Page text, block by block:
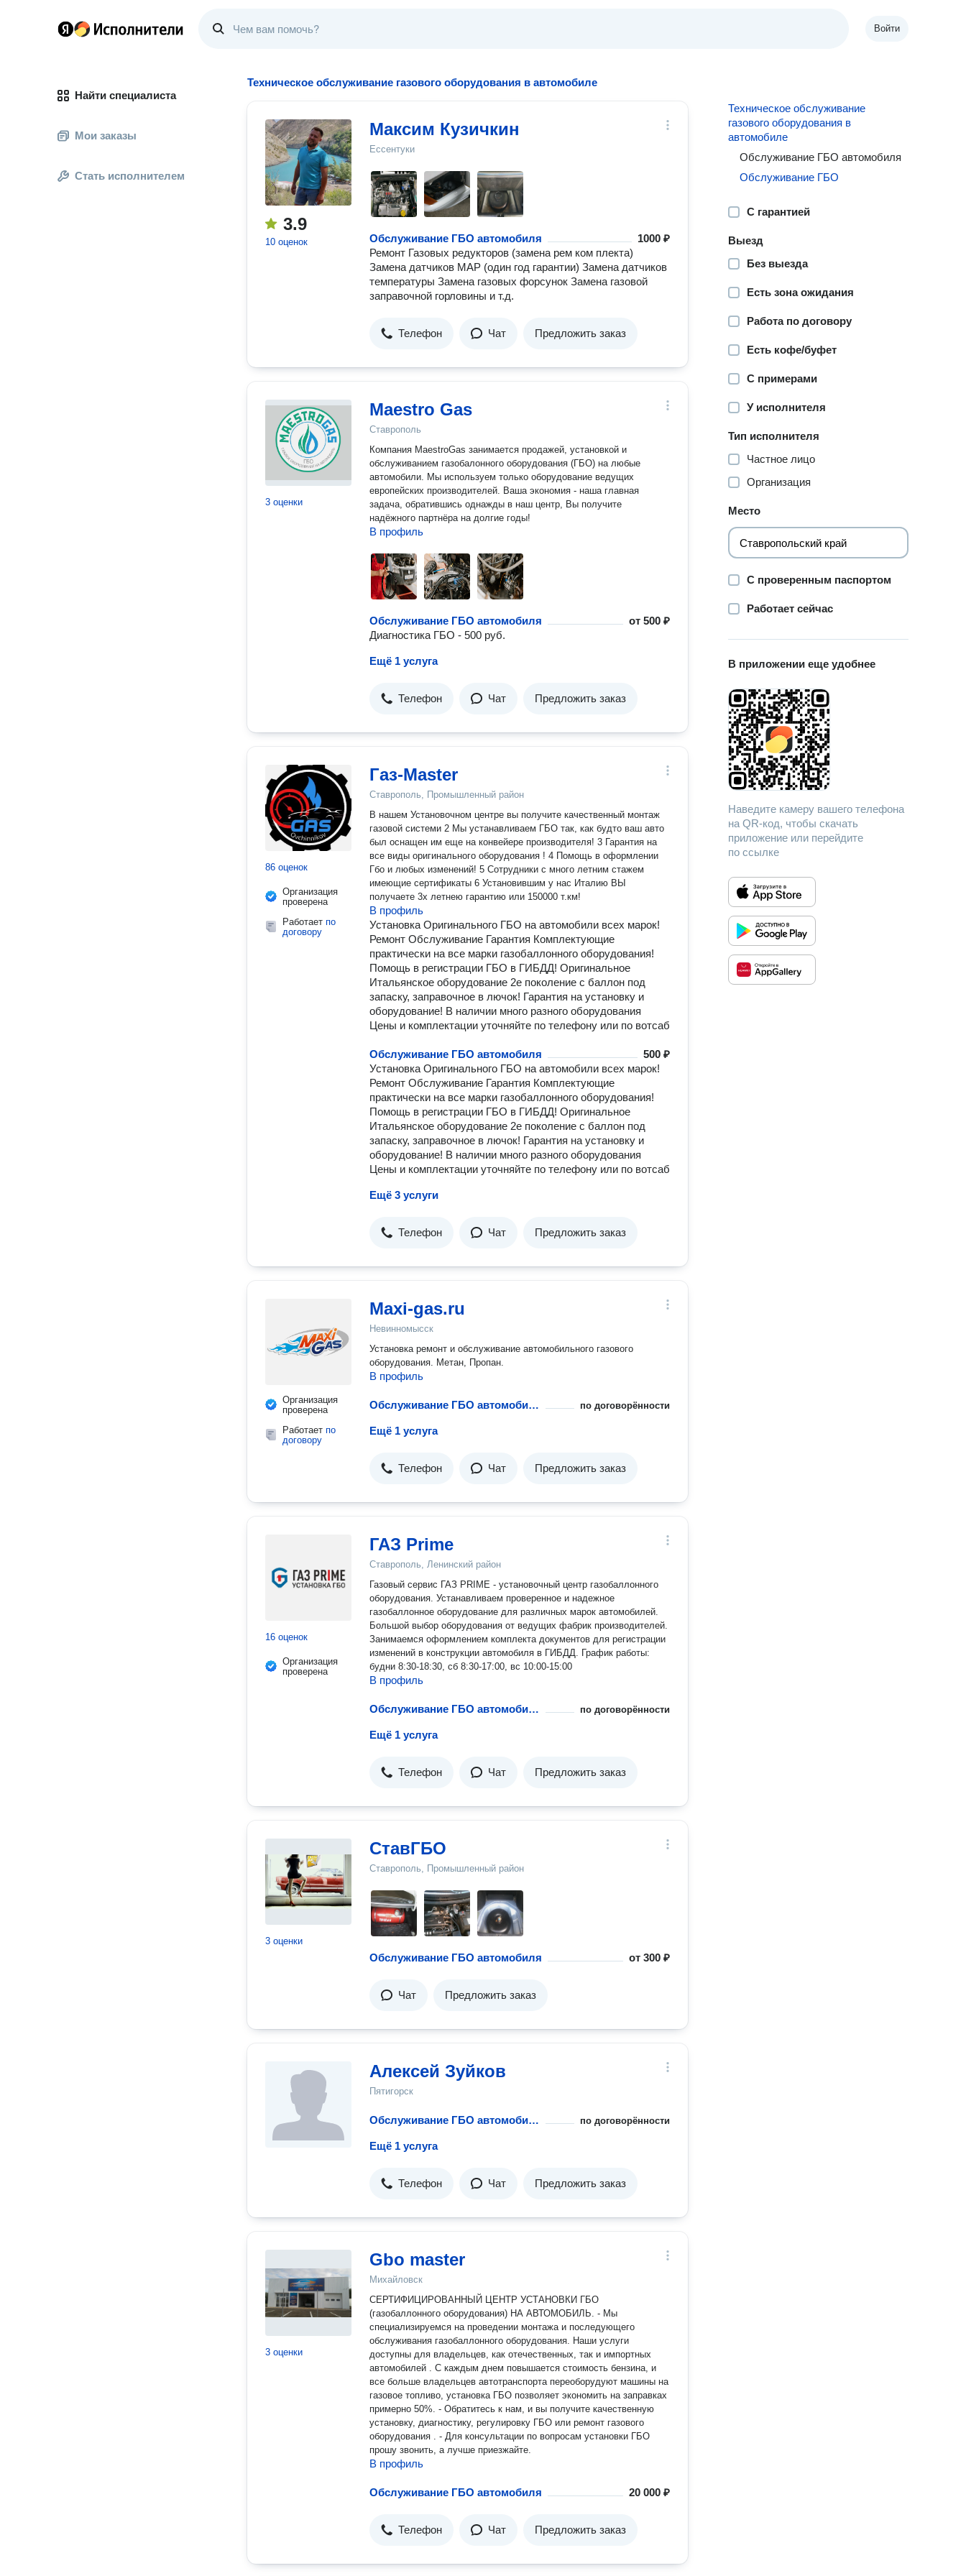
Войти
Найти специалиста
Мои заказы
Стать исполнителем
Техническое обслуживание газового оборудования в автомобиле
3.9
10 оценок
Максим Кузичкин
Ессентуки
Обслуживание ГБО автомобиля
1000 ₽
Ремонт Газовых редукторов (замена рем ком плекта)
Замена датчиков MAP (один год гарантии) Замена датчиков
температуры Замена газовых форсунок Замена газовой
заправочной горловины и т.д.
Телефон Чат Предложить заказ
3 оценки
Maestro Gas
Ставрополь
Компания MaestroGas занимается продажей, установкой и
обслуживанием газобалонного оборудования (ГБО) на любые
автомобили. Мы используем только оборудование ведущих
европейских производителей. Ваша экономия - наша главная
задача, обратившись однажды в наш центр, Вы получите
надёжного партнёра на долгие годы!
В профиль
Обслуживание ГБО автомобиля от500 ₽
Диагностика ГБО - 500 руб.
Ещё 1 услуга
Телефон Чат Предложить заказ
86 оценок
Организация
проверена
Работает по
договору
Газ-Master
Ставрополь, Промышленный район
В нашем Установочном центре вы получите качественный монтаж
газовой системи 2 Мы устанавливаем ГБО так, как будто ваш авто
был оснащен им еще на конвейере производителя! 3 Гарантия на
все виды оригинального оборудования ! 4 Помощь в оформлении
Гбо и любых изменений! 5 Сотрудники с много летним стажем
имеющие сертификаты 6 Установившим у нас Италию ВЫ
получаете 3х летнею гарантию или 150000 т.км!
В профиль
Установка Оригинального ГБО на автомобили всех марок!
Ремонт Обслуживание Гарантия Комплектующие
практически на все марки газобаллонного оборудования!
Помощь в регистрации ГБО в ГИБДД! Оригинальное
Итальянское оборудование 2е поколение с баллон под
запаску, заправочное в лючок! Гарантия на установку и
оборудование! В наличии много разного оборудования
Цены и комплектации уточняйте по телефону или по вотсаб
Обслуживание ГБО автомобиля
500 ₽
Установка Оригинального ГБО на автомобили всех марок!
Ремонт Обслуживание Гарантия Комплектующие
практически на все марки газобаллонного оборудования!
Помощь в регистрации ГБО в ГИБДД! Оригинальное
Итальянское оборудование 2е поколение с баллон под
запаску, заправочное в лючок! Гарантия на установку и
оборудование! В наличии много разного оборудования
Цены и комплектации уточняйте по телефону или по вотсаб
Ещё 3 услуги
Телефон Чат Предложить заказ
Организация
проверена
Работает по
договору
Maxi-gas.ru
Невинномысск
Установка ремонт и обслуживание автомобильного газового
оборудования. Метан, Пропан.
В профиль
Обслуживание ГБО автомобиля по договорённости
Ещё 1 услуга
Телефон Чат Предложить заказ
16 оценок
Организация
проверена
ГАЗ Prime
Ставрополь, Ленинский район
Газовый сервис ГАЗ PRIME - установочный центр газобаллонного
оборудования. Устанавливаем проверенное и надежное
газобаллонное оборудование для различных марок автомобилей.
Большой выбор оборудования от ведущих фабрик производителей.
Занимаемся оформлением комплекта документов для регистрации
изменений в конструкции автомобиля в ГИБДД. График работы:
будни 8:30-18:30, сб 8:30-17:00, вс 10:00-15:00
В профиль
Обслуживание ГБО автомобиля по договорённости
Ещё 1 услуга
Телефон Чат Предложить заказ
3 оценки
СтавГБО
Ставрополь, Промышленный район
Обслуживание ГБО автомобиля от300 ₽
Чат Предложить заказ
Алексей Зуйков
Пятигорск
Обслуживание ГБО автомобиля по договорённости
Ещё 1 услуга
Телефон Чат Предложить заказ
3 оценки
Gbo master
Михайловск
СЕРТИФИЦИРОВАННЫЙ ЦЕНТР УСТАНОВКИ ГБО
(газобаллонного оборудования) НА АВТОМОБИЛЬ. - Мы
специализируемся на проведении монтажа и последующего
обслуживания газобаллонного оборудования. Наши услуги
доступны для владельцев, как отечественных, так и импортных
автомобилей . С каждым днем повышается стоимость бензина, и
все больше владельцев автотранспорта переоборудуют машины на
газовое топливо, установка ГБО позволяет экономить на заправках
примерно 50%. - Обратитесь к нам, и вы получите качественную
установку, диагностику, регулировку ГБО или ремонт газового
оборудования . - Для консультации по вопросам установки ГБО
прошу звонить, а лучше приезжайте.
В профиль
Обслуживание ГБО автомобиля 20 000 ₽
Телефон Чат Предложить заказ
Техническое обслуживание
газового оборудования в
автомобиле
Обслуживание ГБО автомобиля
Обслуживание ГБО
С гарантией
Выезд
Без выезда
Есть зона ожидания
Работа по договору
Есть кофе/буфет
С примерами
У исполнителя
Тип исполнителя
Частное лицо
Организация
Место
С проверенным паспортом
Работает сейчас
В приложении еще удобнее
Наведите камеру вашего телефона
на QR-код, чтобы скачать
приложение или перейдите
по ссылке